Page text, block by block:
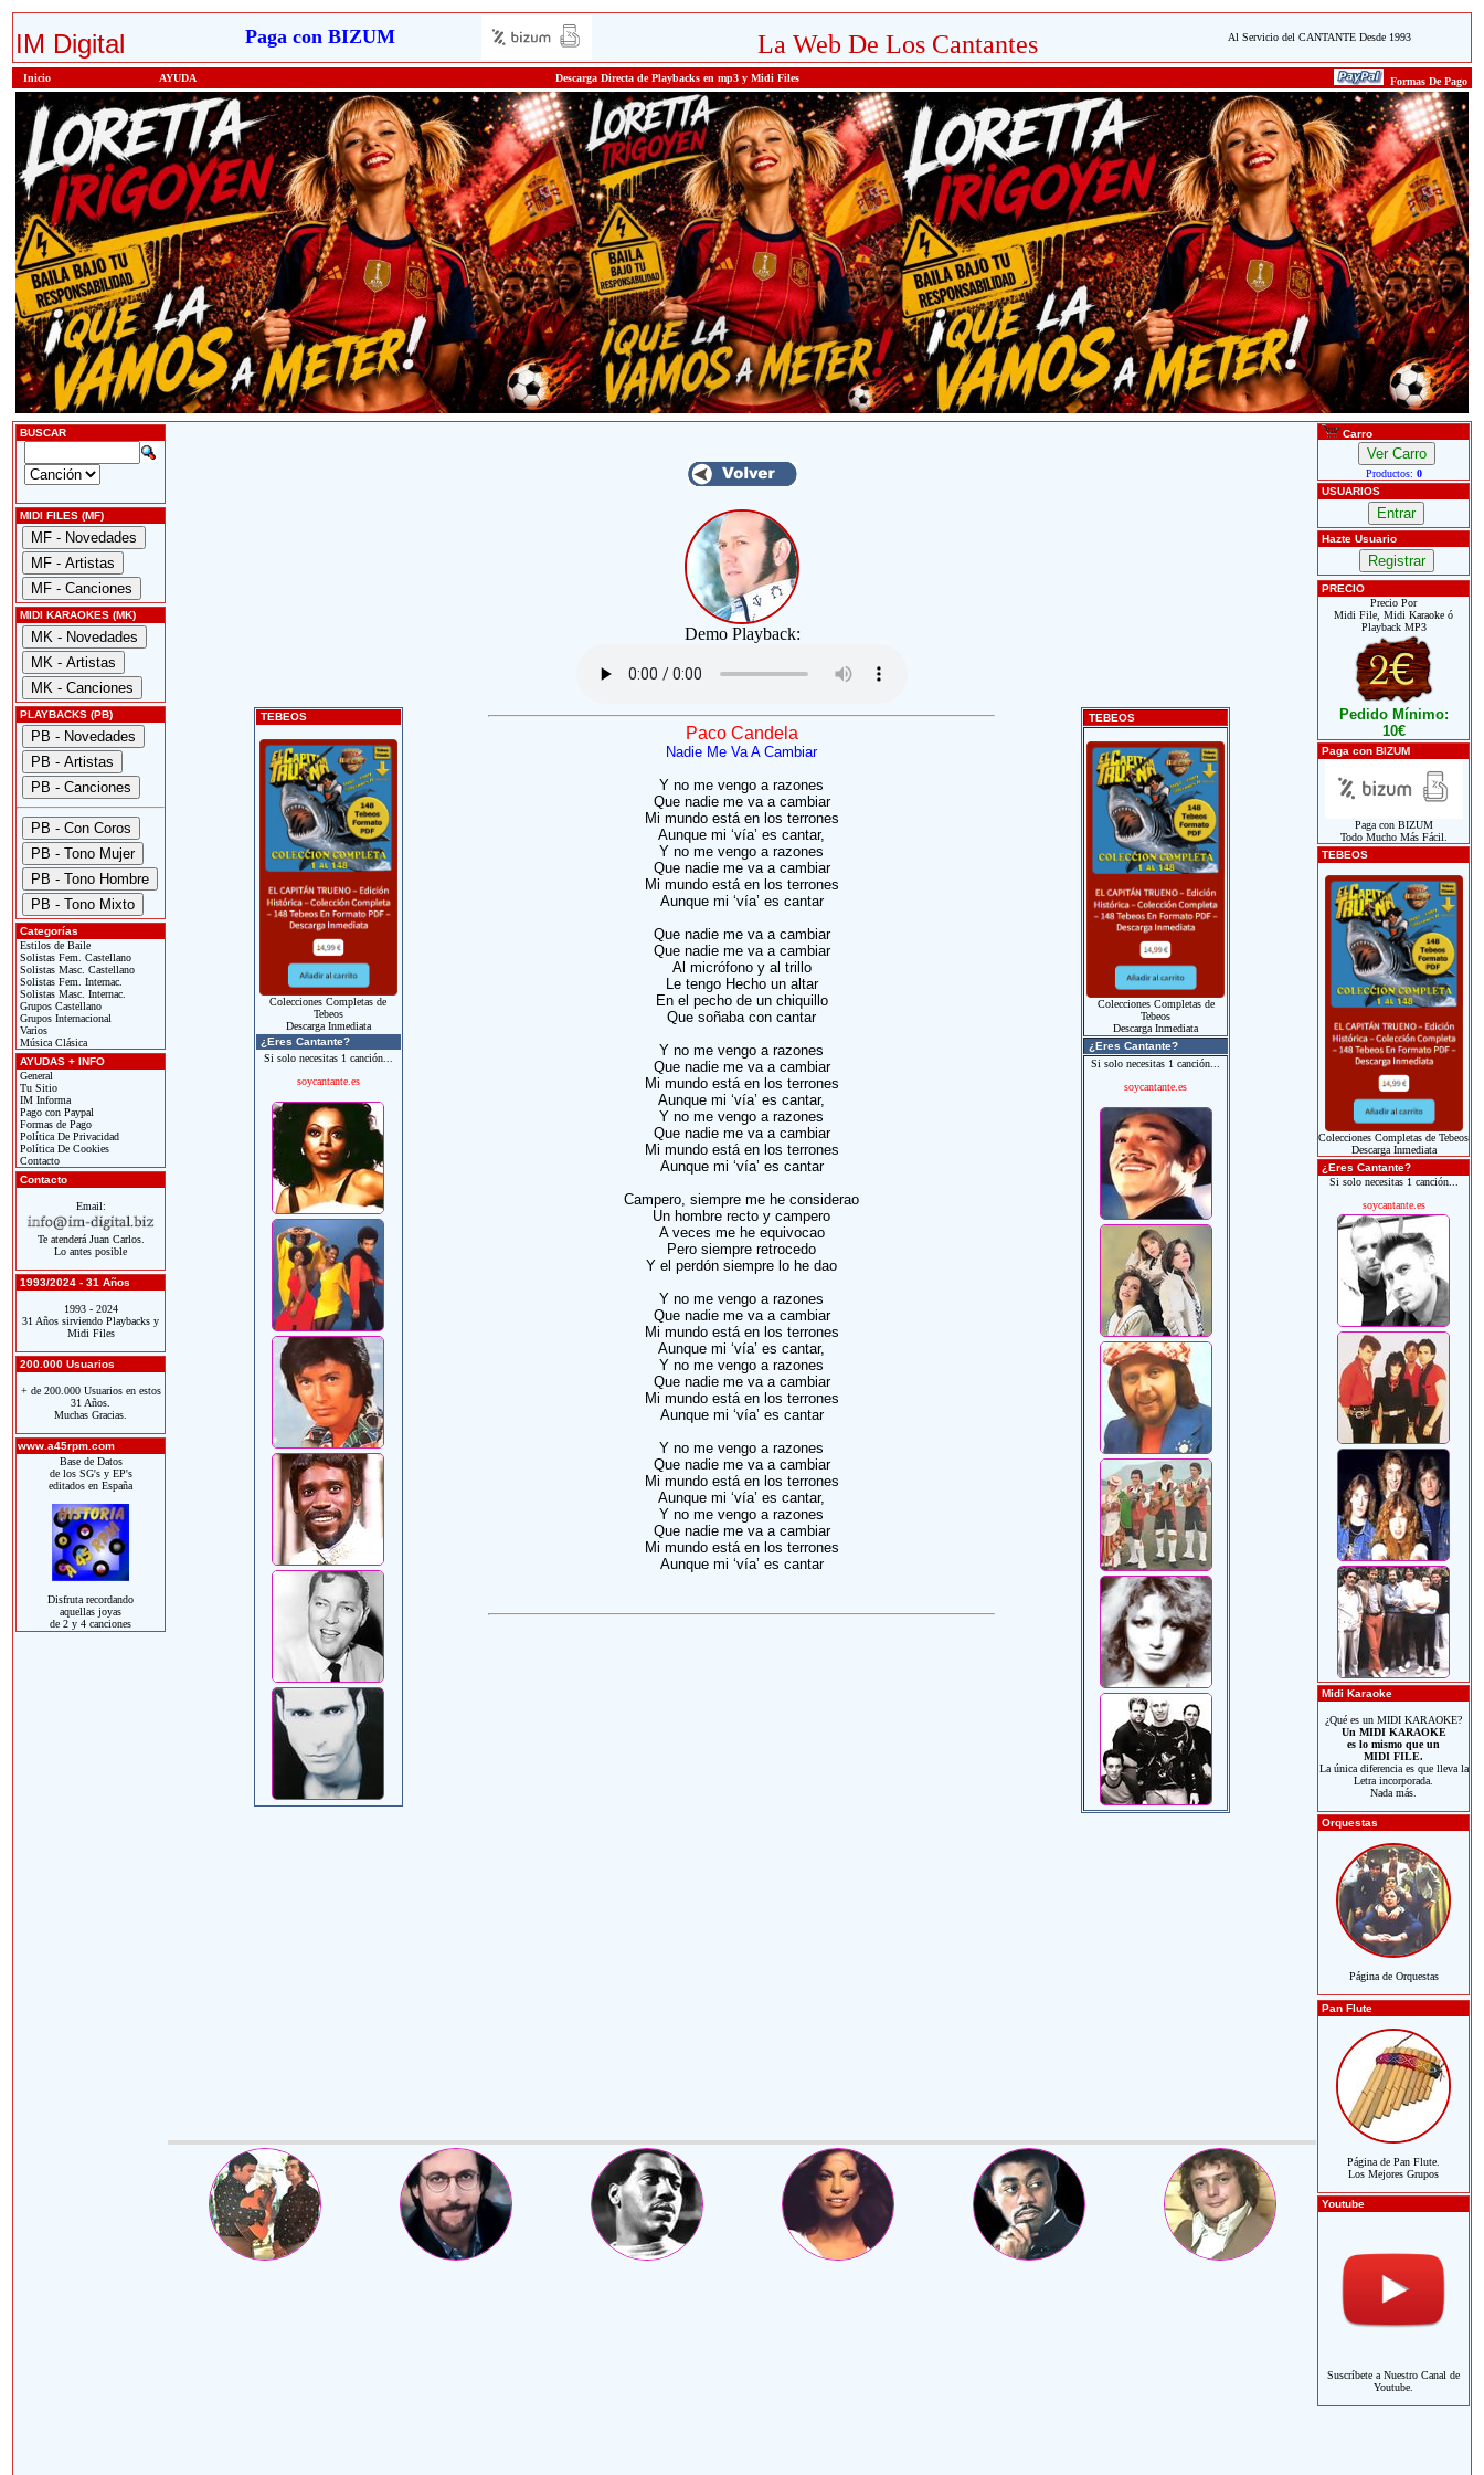
IM Digital Paga con BIZUM La Web De Los Cantantes Al Servicio del CANTANTE Desde 1993
Inicio AYUDA Descarga Directa de Playbacks en mp3 y Midi Files Formas De Pago
BUSCAR
MIDI FILES (MF)
MIDI KARAOKES (MK)
PLAYBACKS (PB)
Categorías
Estilos de Baile
Solistas Fem. Castellano
Solistas Masc. Castellano
Solistas Fem. Internac.
Solistas Masc. Internac.
Grupos Castellano
Grupos Internacional
Varios
Música Clásica
AYUDAS + INFO
General
Tu Sitio
IM Informa
Pago con Paypal
Formas de Pago
Política De Privacidad
Política De Cookies
Contacto
Contacto
Email:
Te atenderá Juan Carlos.
Lo antes posible
1993/2024 - 31 Años
1993 - 2024
31 Años sirviendo Playbacks y
Midi Files
200.000 Usuarios
+ de 200.000 Usuarios en estos
31 Años.
Muchas Gracias.
www.a45rpm.com
Base de Datos
de los SG's y EP's
editados en España
Disfruta recordando
aquellas joyas
de 2 y 4 canciones
Demo Playback:
TEBEOS
Colecciones Completas de
Tebeos
Descarga Inmediata
¿Eres Cantante?
Si solo necesitas 1 canción...
soycantante.es
Paco Candela
Nadie Me Va A Cambiar
Y no me vengo a razones
Que nadie me va a cambiar
Mi mundo está en los terrones
Aunque mi ‘vía’ es cantar,
Y no me vengo a razones
Que nadie me va a cambiar
Mi mundo está en los terrones
Aunque mi ‘vía’ es cantar
Que nadie me va a cambiar
Que nadie me va a cambiar
Al micrófono y al trillo
Le tengo Hecho un altar
En el pecho de un chiquillo
Que soñaba con cantar
Y no me vengo a razones
Que nadie me va a cambiar
Mi mundo está en los terrones
Aunque mi ‘vía’ es cantar,
Y no me vengo a razones
Que nadie me va a cambiar
Mi mundo está en los terrones
Aunque mi ‘vía’ es cantar
Campero, siempre me he considerao
Un hombre recto y campero
A veces me he equivocao
Pero siempre retrocedo
Y el perdón siempre lo he dao
Y no me vengo a razones
Que nadie me va a cambiar
Mi mundo está en los terrones
Aunque mi ‘vía’ es cantar,
Y no me vengo a razones
Que nadie me va a cambiar
Mi mundo está en los terrones
Aunque mi ‘vía’ es cantar
Y no me vengo a razones
Que nadie me va a cambiar
Mi mundo está en los terrones
Aunque mi ‘vía’ es cantar,
Y no me vengo a razones
Que nadie me va a cambiar
Mi mundo está en los terrones
Aunque mi ‘vía’ es cantar
TEBEOS
Colecciones Completas de
Tebeos
Descarga Inmediata
¿Eres Cantante?
Si solo necesitas 1 canción...
soycantante.es
Carro
Productos: 0
USUARIOS
Hazte Usuario
PRECIO
Precio Por
Midi File, Midi Karaoke ó
Playback MP3
Pedido Mínimo:
10€
Paga con BIZUM
Paga con BIZUM
Todo Mucho Más Fácil.
TEBEOS
Colecciones Completas de Tebeos
Descarga Inmediata
¿Eres Cantante?
Si solo necesitas 1 canción...
soycantante.es
Midi Karaoke
¿Qué es un MIDI KARAOKE?
Un MIDI KARAOKE
es lo mismo que un
MIDI FILE.
La única diferencia es que lleva la
Letra incorporada.
Nada más.
Orquestas
Página de Orquestas
Pan Flute
Página de Pan Flute.
Los Mejores Grupos
Youtube
Suscríbete a Nuestro Canal de
Youtube.